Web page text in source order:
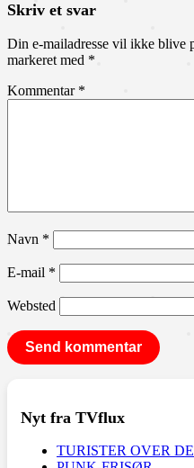
Skriv et svar
Din e-mailadresse vil ikke blive
markeret med *
Kommentar *
Navn *
E-mail *
Websted
Nyt fra TVflux
TURISTER OVER